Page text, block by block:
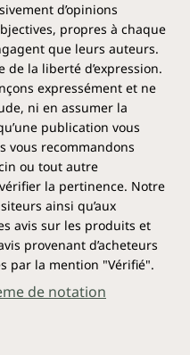
d’opinions
propres à chaque
que leurs auteurs.
de la liberté d’expression.
expressément et ne
ni en assumer la
publication vous
vous recommandons
ou tout autre
la pertinence. Notre
ainsi qu’aux
avis sur les produits et
provenant d’acheteurs
par la mention "Vérifié".
de notation